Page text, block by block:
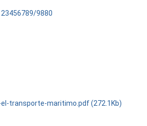
9880
transporte-maritimo.pdf (272.1Kb)